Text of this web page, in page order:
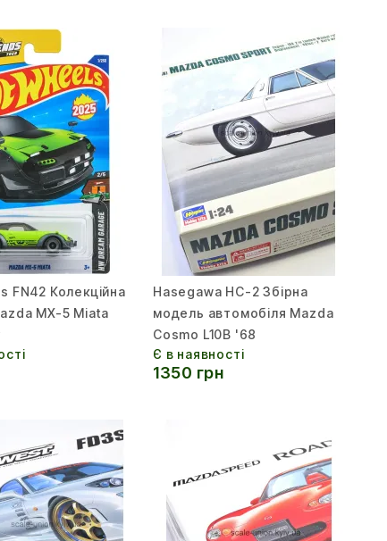
FN42 Колекційна
MX-5 Miata
Hasegawa HC-2 Збірна
модель автомобіля Mazda
Cosmo L10B '68
Є в наявності
1350 грн